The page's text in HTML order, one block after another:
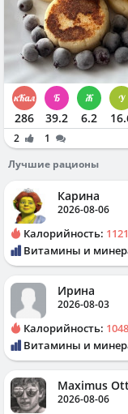
286 39.2 6.2
2
1
Лучшие рационы
Карина
2026-08-06
Калорийность:
Витамины и
Ирина
2026-08-03
Калорийность:
Витамины и
Maximus
2026-08-06